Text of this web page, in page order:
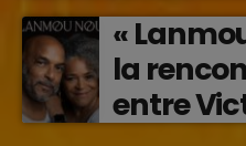
«
la
entre